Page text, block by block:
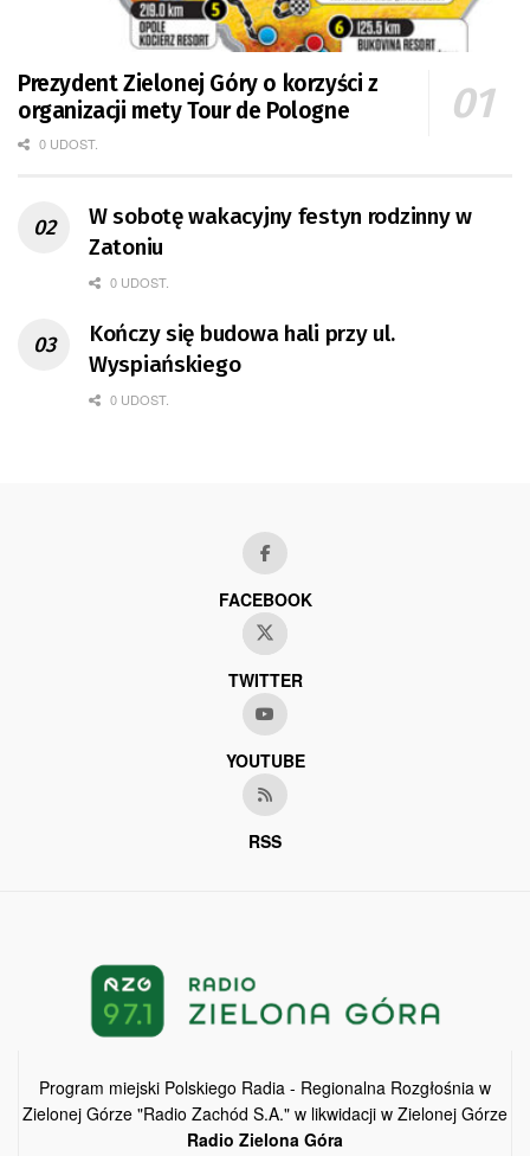
Prezydent Zielonej Góry o korzyści z
organizacji mety Tour de Pologne
0 UDOST.
W sobotę wakacyjny festyn rodzinny w
Zatoniu
0 UDOST.
Kończy się budowa hali przy ul.
Wyspiańskiego
0 UDOST.
FACEBOOK
TWITTER
YOUTUBE
RSS
Program miejski Polskiego Radia - Regionalna Rozgłośnia w
Zielonej Górze "Radio Zachód S.A." w likwidacji w Zielonej Górze
Radio Zielona Góra